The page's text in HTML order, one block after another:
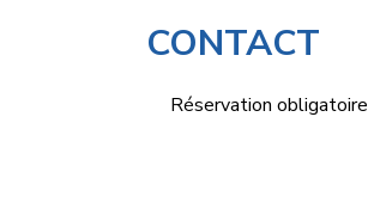
CONTACT
Réservation